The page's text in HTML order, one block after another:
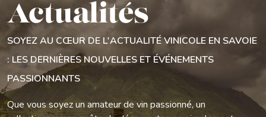
Actualités
SOYEZ AU CŒUR DE L'ACTUALITÉ VINICOLE EN SAVOIE
: LES DERNIÈRES NOUVELLES ET ÉVÉNEMENTS
PASSIONNANTS
Que vous soyez un amateur de vin passionné, un